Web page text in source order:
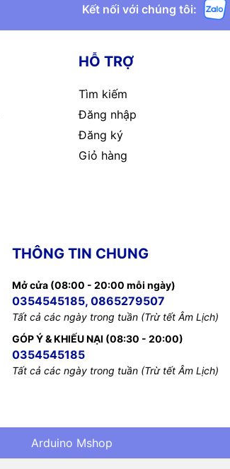
Kết nối với chúng tôi:
HỖ TRỢ
Tìm kiếm
Đăng nhập
Đăng ký
Giỏ hàng
THÔNG TIN CHUNG
Mở cửa (08:00 - 20:00 mỗi ngày)
0354545185, 0865279507
Tất cả các ngày trong tuần (Trừ tết Âm Lịch)
GÓP Ý & KHIẾU NẠI (08:30 - 20:00)
0354545185
Tất cả các ngày trong tuần (Trừ tết Âm Lịch)
Arduino Mshop